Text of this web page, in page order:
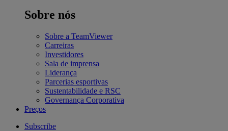
Sobre nós
Sobre a TeamViewer
Carreiras
Investidores
Sala de imprensa
Liderança
Parcerias esportivas
Sustentabilidade e RSC
Governança Corporativa
Preços
Subscribe